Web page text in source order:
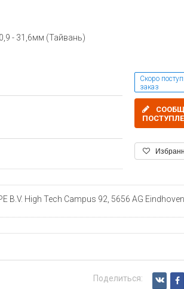
- 31,6мм (Тайвань)
Скоро
заказ
B.V. High Tech Campus 92, 5656 AG
Поделиться: